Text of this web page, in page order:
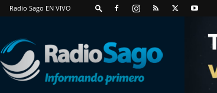
Radio Sago EN VIVO
RadioSago